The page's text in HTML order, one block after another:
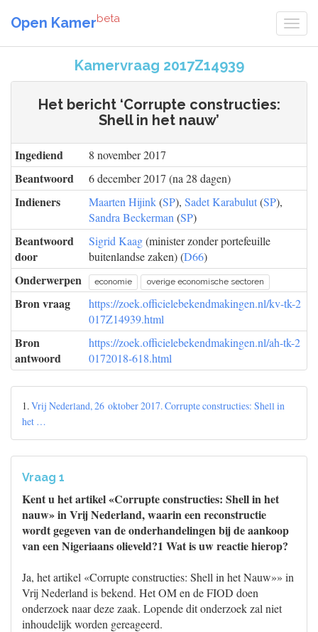
Open Kamerbeta
Kamervraag 2017Z14939
Het bericht ‘Corrupte constructies:
Shell in het nauw’
Ingediend 8 november 2017
Beantwoord 6 december 2017 (na 28 dagen)
Indieners Maarten Hijink(SP), Sadet Karabulut(SP),
Sandra Beckerman (SP)
Beantwoord
door
Sigrid Kaag(minister zonder portefeuille
buitenlandse zaken) (D66)
Onderwerpen economie overige economische sectoren
Bron vraag
https://zoek.officielebekendmakingen.nl/kv-tk-2
017Z14939.html
Bron
antwoord
https://zoek.officielebekendmakingen.nl/ah-tk-2
0172018-618.html
1.Vrij Nederland, 26 oktober 2017. Corrupte constructies: Shell in
het …
Vraag 1
Kent u het artikel «Corrupte constructies: Shell in het
nauw» in Vrij Nederland, waarin een reconstructie
wordt gegeven van de onderhandelingen bij de aankoop
van een Nigeriaans olieveld?1 Wat is uw reactie hierop?
Ja, het artikel «Corrupte constructies: Shell in het Nauw»» in
Vrij Nederland is bekend. Het OM en de FIOD doen
onderzoek naar deze zaak. Lopende dit onderzoek zal niet
inhoudelijk worden gereageerd.